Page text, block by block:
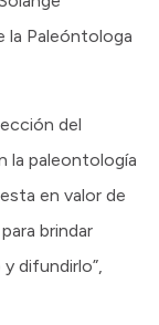
la Paleóntologa
del
la paleontología
en valor de
brindar
difundirlo”,